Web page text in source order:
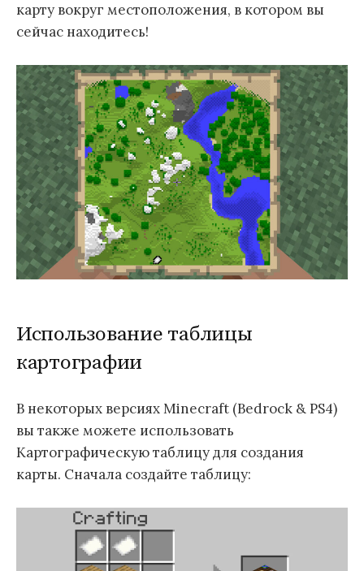
карту вокруг местоположения, в котором вы
сейчас находитесь!
Использование таблицы
картографии
В некоторых версиях Minecraft (Bedrock & PS4)
вы также можете использовать
Картографическую таблицу для создания
карты. Сначала создайте таблицу: